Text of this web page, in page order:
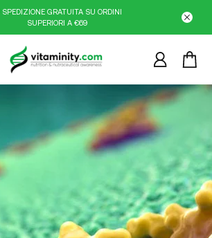
SPEDIZIONE GRATUITA SU ORDINI
SUPERIORI A €69